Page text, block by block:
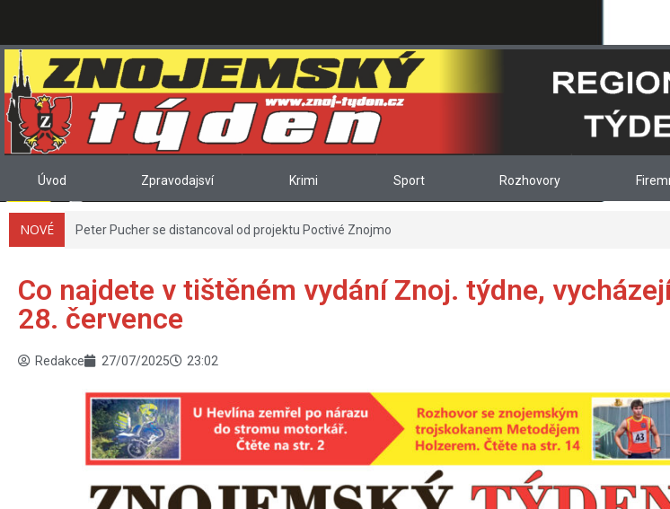
Úvod Zpravodajsví Krimi Sport Rozhovory
NOVÉ Co
Co najdete v tištěném vydání Znoj. týdne,
28. července
Redakce 27/07/2025 23:02